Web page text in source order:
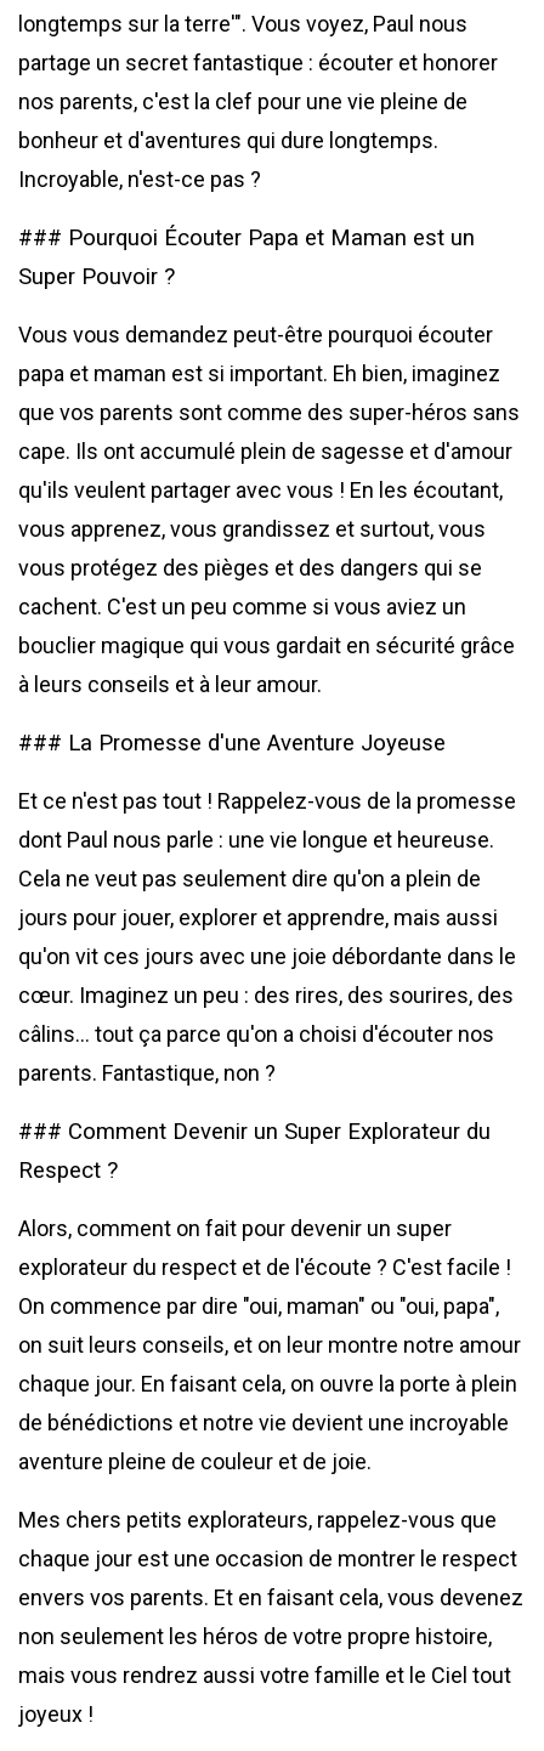
longtemps sur la terre'". Vous voyez, Paul nous
partage un secret fantastique : écouter et honorer
nos parents, c'est la clef pour une vie pleine de
bonheur et d'aventures qui dure longtemps.
Incroyable, n'est-ce pas ?
### Pourquoi Écouter Papa et Maman est un
Super Pouvoir ?
Vous vous demandez peut-être pourquoi écouter
papa et maman est si important. Eh bien, imaginez
que vos parents sont comme des super-héros sans
cape. Ils ont accumulé plein de sagesse et d'amour
qu'ils veulent partager avec vous ! En les écoutant,
vous apprenez, vous grandissez et surtout, vous
vous protégez des pièges et des dangers qui se
cachent. C'est un peu comme si vous aviez un
bouclier magique qui vous gardait en sécurité grâce
à leurs conseils et à leur amour.
### La Promesse d'une Aventure Joyeuse
Et ce n'est pas tout ! Rappelez-vous de la promesse
dont Paul nous parle : une vie longue et heureuse.
Cela ne veut pas seulement dire qu'on a plein de
jours pour jouer, explorer et apprendre, mais aussi
qu'on vit ces jours avec une joie débordante dans le
cœur. Imaginez un peu : des rires, des sourires, des
câlins... tout ça parce qu'on a choisi d'écouter nos
parents. Fantastique, non ?
### Comment Devenir un Super Explorateur du
Respect ?
Alors, comment on fait pour devenir un super
explorateur du respect et de l'écoute ? C'est facile !
On commence par dire "oui, maman" ou "oui, papa",
on suit leurs conseils, et on leur montre notre amour
chaque jour. En faisant cela, on ouvre la porte à plein
de bénédictions et notre vie devient une incroyable
aventure pleine de couleur et de joie.
Mes chers petits explorateurs, rappelez-vous que
chaque jour est une occasion de montrer le respect
envers vos parents. Et en faisant cela, vous devenez
non seulement les héros de votre propre histoire,
mais vous rendrez aussi votre famille et le Ciel tout
joyeux !